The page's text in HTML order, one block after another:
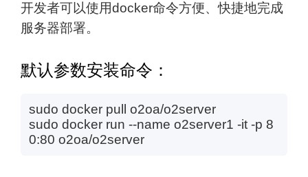
开发者可以使用docker命令方便、快捷地完成
服务器部署。
默认参数安装命令：
sudo docker pull o2oa/o2server
sudo docker run --name o2server1 -it -p 8
0:80 o2oa/o2server